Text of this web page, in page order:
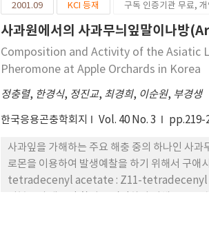
30:70이었다. 이러한 결과들은 배 과원에서 발
것으로 보아 이들 개체군간의 분류학적 위치에
2001.09 KCI 등재 구독 인증기관 무료,
사과원에서의 사과무늬잎말이나방
Composition and Activity of the Asiatic
Pheromone at Apple Orchards in Korea
정충렬, 한경식, 정진교, 최경희, 이순원, 부경생
한국응용곤충학회지 Vol. 40 No. 3 pp.219-
사과잎을 가해하는 주요 해충 중의 하나인 사
로몬을 이용하여 발생예찰을 하기 위해서 구애
tetradecenyl acetate : Z11-tetradecenyl
합물간에 유의성은 없었다. 1997년부터 2000